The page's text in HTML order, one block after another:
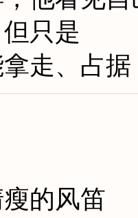
只是
走、占据
的风笛